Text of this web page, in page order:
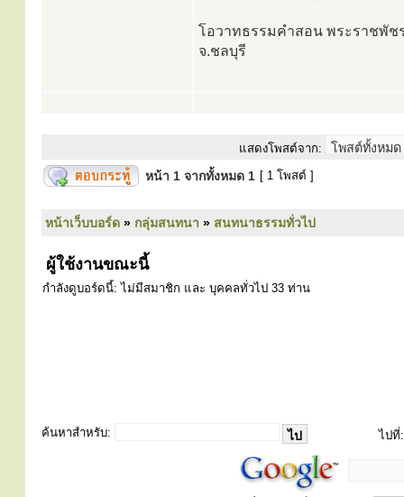
โอวาทธรรมคำสอน พระราชพัช
จ.ชลบุรี
แสดงโพสต์จาก:
หน้า 1 จากทั้งหมด 1 [ 1 โพสต์ ]
หน้าเว็บบอร์ด » กลุ่มสนทนา » สนทนาธรรมทั่วไป
ผู้ใช้งานขณะนี้
กำลังดูบอร์ดนี้: ไม่มีสมาชิก และ บุคคลทั่วไป 33 ท่าน
ค้นหาสำหรับ: ไปที่: